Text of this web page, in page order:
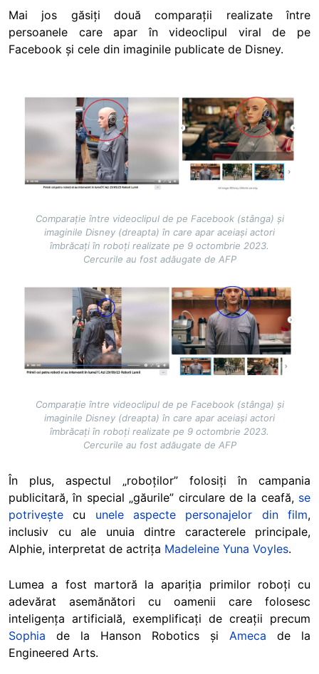
Mai jos găsiți două comparații realizate între
persoanele care apar în videoclipul viral de pe
Facebook și cele din imaginile publicate de Disney.
Comparație între videoclipul de pe Facebook (stânga) și
imaginile Disney (dreapta) în care apar aceiași actori
îmbrăcați în roboți realizate pe 9 octombrie 2023.
Cercurile au fost adăugate de AFP
Comparație între videoclipul de pe Facebook (stânga) și
imaginile Disney (dreapta) în care apar aceiași actori
îmbrăcați în roboți realizate pe 9 octombrie 2023.
Cercurile au fost adăugate de AFP
În plus, aspectul „roboților” folosiți în campania
publicitară, în special „găurile” circulare de la ceafă, se
potrivește cu unele aspecte personajelor din film,
inclusiv cu ale unuia dintre caracterele principale,
Alphie, interpretat de actrița Madeleine Yuna Voyles.
Lumea a fost martoră la apariția primilor roboți cu
adevărat asemănători cu oamenii care folosesc
inteligența artificială, exemplificați de creații precum
Sophia de la Hanson Robotics și Ameca de la
Engineered Arts.